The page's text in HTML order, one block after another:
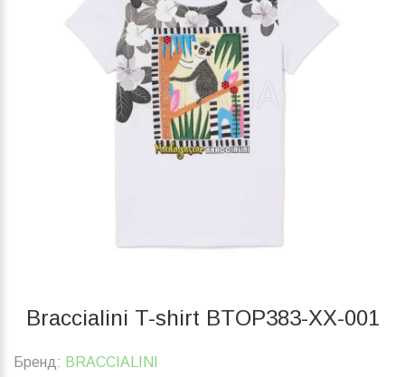
Braccialini T-shirt BTOP383-XX-001
Бренд: BRACCIALINI